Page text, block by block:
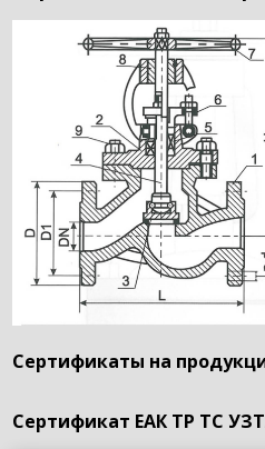
Сертификаты на
Сертификат ЕАК ТР ТС